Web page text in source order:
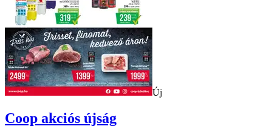
Új
Coop akciós újság